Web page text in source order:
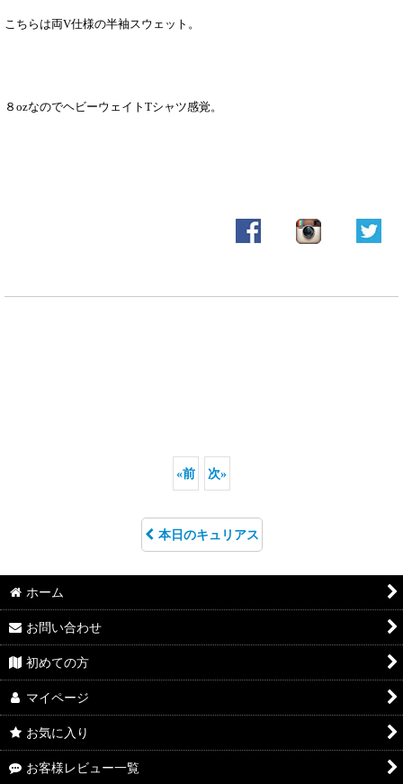
こちらは両V仕様の半袖スウェット。
８ozなのでヘビーウェイトTシャツ感覚。
«前 次»
本日のキュリアス
ホーム
お問い合わせ
初めての方
マイページ
お気に入り
お客様レビュー一覧